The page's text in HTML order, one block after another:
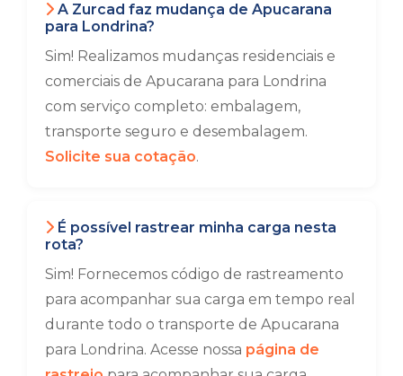
A Zurcad faz mudança de Apucarana
para Londrina?
Sim! Realizamos mudanças residenciais e
comerciais de Apucarana para Londrina
com serviço completo: embalagem,
transporte seguro e desembalagem.
Solicite sua cotação.
É possível rastrear minha carga nesta
rota?
Sim! Fornecemos código de rastreamento
para acompanhar sua carga em tempo real
durante todo o transporte de Apucarana
para Londrina. Acesse nossa página de